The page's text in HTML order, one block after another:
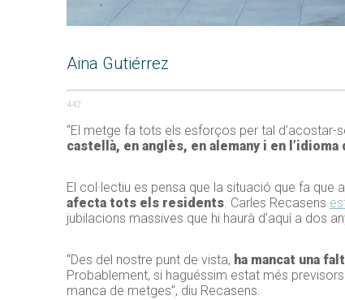
Aina Gutiérrez
442
“El metge fa tots els esforços per tal d’acostar-
castellà, en anglès, en alemany i en
El col·lectiu es pensa que la situació que fa que
afecta tots els residents. Carles Recasens
jubilacions massives que hi haurà d’aquí a dos
“Des del nostre punt de vista, ha mancat una
Probablement, si haguéssim estat més
manca de metges”, diu Recasens.